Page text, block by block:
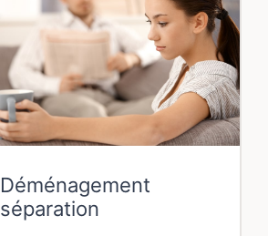
Déménagement
séparation